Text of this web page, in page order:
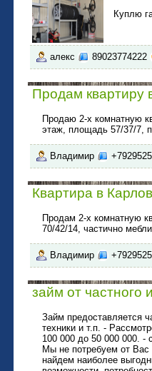
Куплю
алекс 89023774222
Продам квартиру
Продаю 2-х комнатную
этаж, площадь 57/37/7,
Владимир
Квартира в
Продам 2-х комнатную
70/42/14, частично
Владимир
займ от частного
Займ предоставляется
техники и т.п. -
100 000 до 50 000 000. -
Мы не потребуем от Вас
найдем наиболее